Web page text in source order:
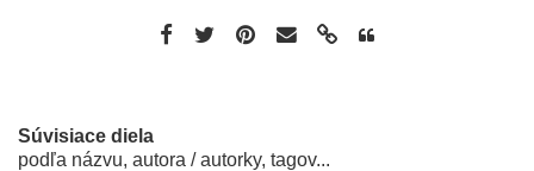
Súvisiace diela
podľa názvu, autora / autorky, tagov...